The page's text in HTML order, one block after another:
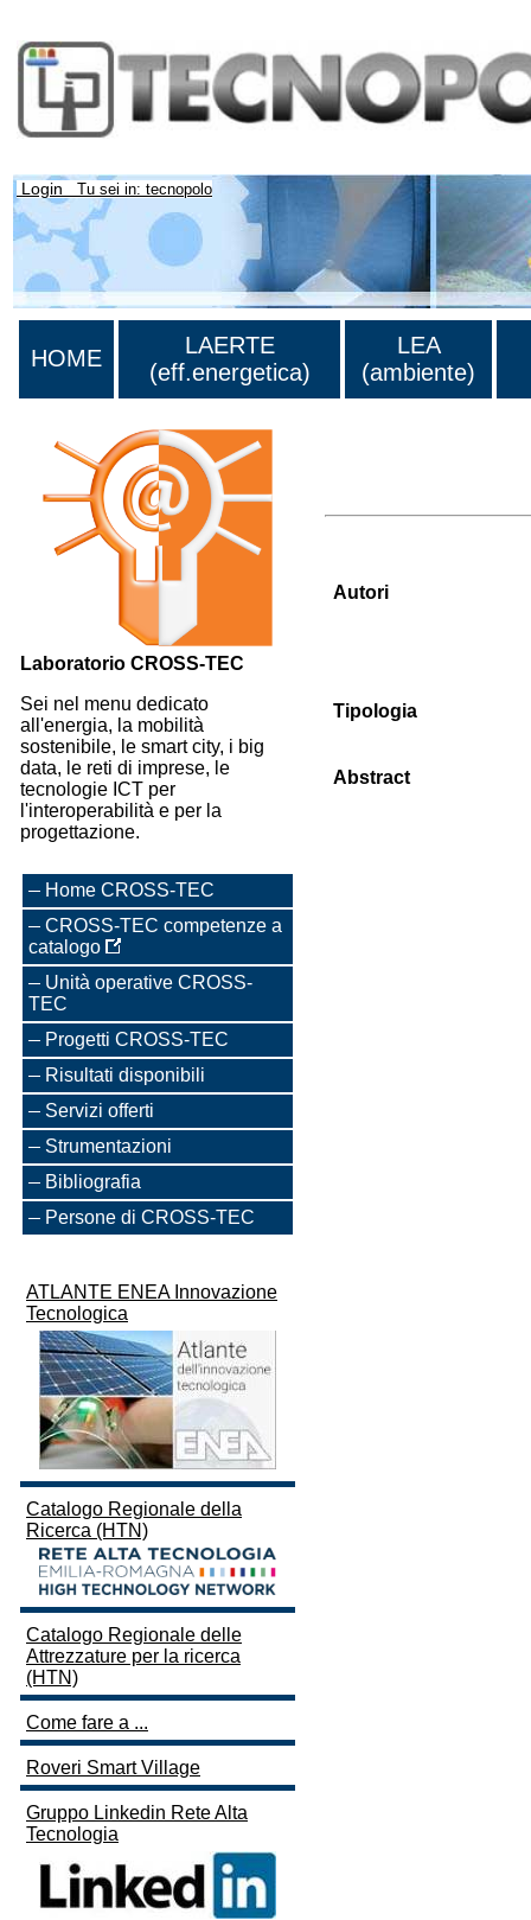
Login Tu sei in: tecnopolo
HOME
LAERTE
(eff.energetica)
LEA
(ambiente)
Laboratorio CROSS-TEC
Sei nel menu dedicato
all'energia, la mobilità
sostenibile, le smart city, i big
data, le reti di imprese, le
tecnologie ICT per
l'interoperabilità e per la
progettazione.
Home CROSS-TEC
CROSS-TEC competenze a
catalogo
Unità operative CROSS-
TEC
Progetti CROSS-TEC
Risultati disponibili
Servizi offerti
Strumentazioni
Bibliografia
Persone di CROSS-TEC
ATLANTE ENEA Innovazione
Tecnologica
Catalogo Regionale della
Ricerca (HTN)
Catalogo Regionale delle
Attrezzature per la ricerca
(HTN)
Come fare a ...
Roveri Smart Village
Gruppo Linkedin Rete Alta
Tecnologia
Autori
Tipologia
Abstract